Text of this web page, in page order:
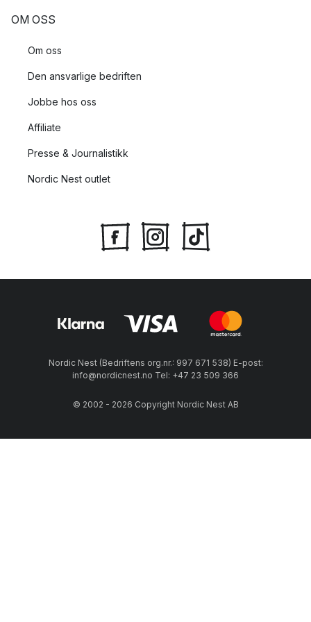
OM OSS
Om oss
Den ansvarlige bedriften
Jobbe hos oss
Affiliate
Presse & Journalistikk
Nordic Nest outlet
Nordic Nest (Bedriftens org.nr.: 997 671 538) E-post:
info@nordicnest.no Tel: +47 23 509 366
© 2002 - 2026 Copyright Nordic Nest AB